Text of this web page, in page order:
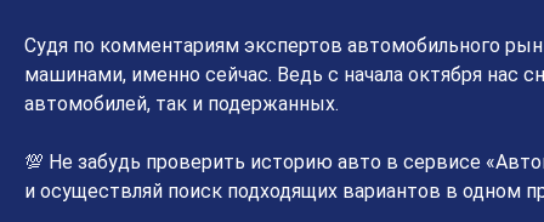
Судя по комментариям экспертов автомобильного
машинами, именно сейчас. Ведь с начала октября нас
автомобилей, так и подержанных.
💯 Не забудь проверить историю авто в сервисе
и осуществляй поиск подходящих вариантов в одном